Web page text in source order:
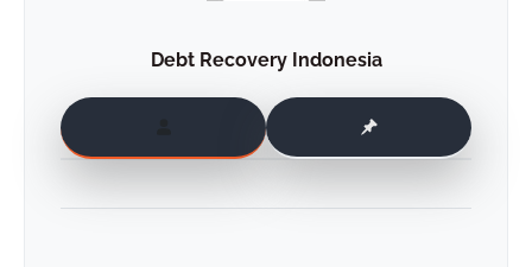
Debt Recovery Indonesia